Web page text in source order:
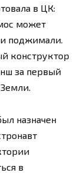
в ЦК:
может
поджимали.
конструктор
за первый
назначен
в